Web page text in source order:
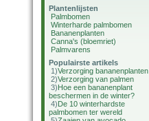
Plantenlijsten
Palmbomen
Winterharde palmbomen
Bananenplanten
Canna's (bloemriet)
Palmvarens
Populairste artikels
1)Verzorging bananenplanten
2)Verzorging van palmen
3)Hoe een bananenplant
beschermen in de winter?
4)De 10 winterhardste
palmbomen ter wereld